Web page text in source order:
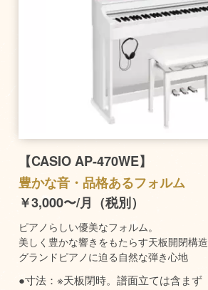
【CASIO AP-470WE】
豊かな音・品格あるフォルム
￥3,000〜/月（税別）
ピアノらしい優美なフォルム。
美しく豊かな響きをもたらす天板開閉構造
グランドピアノに迫る自然な弾き心地
●寸法：※天板閉時。譜面立ては含まず